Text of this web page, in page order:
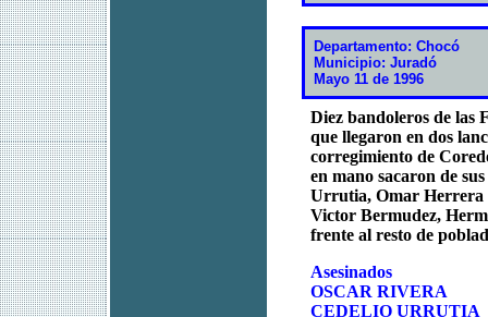
Departamento: Chocó
Municipio: Juradó
Mayo 11 de 1996
Diez bandoleros de las
que llegaron en dos
corregimiento de
en mano sacaron de
Urrutia, Omar Herrera
Victor Bermudez,
frente al resto de
Asesinados
OSCAR RIVERA
CEDELIO URRUTIA